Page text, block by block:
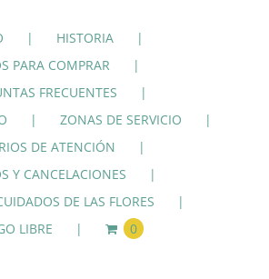
HISTORIA
PARA COMPRAR
FRECUENTES
ZONAS DE SERVICIO
DE ATENCIÓN
Y CANCELACIONES
DE LAS FLORES
LIBRE
0